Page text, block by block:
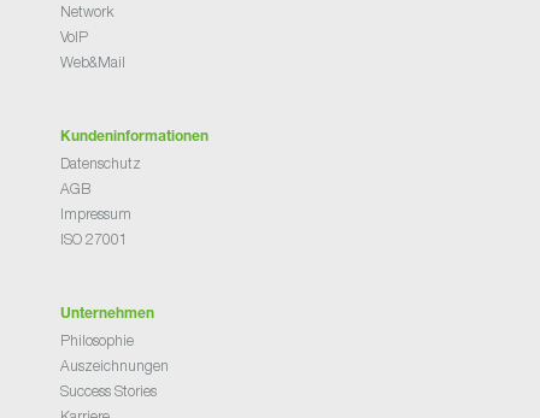
Network
VoIP
Web&Mail
Kundeninformationen
Datenschutz
AGB
Impressum
ISO 27001
Unternehmen
Philosophie
Auszeichnungen
Success Stories